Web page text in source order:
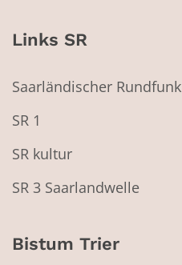
Links SR
Saarländischer Rundfunk
SR 1
SR kultur
SR 3 Saarlandwelle
Bistum Trier